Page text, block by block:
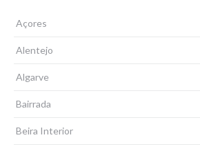
Açores
Alentejo
Algarve
Bairrada
Beira Interior